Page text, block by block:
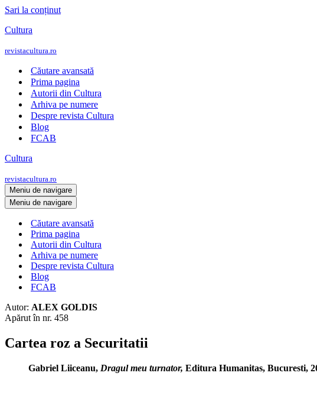
Sari la conținut
Cultura
revistacultura.ro
Căutare avansată
Prima pagina
Autorii din Cultura
Arhiva pe numere
Despre revista Cultura
Blog
FCAB
Cultura
revistacultura.ro
Meniu de navigare
Meniu de navigare
Căutare avansată
Prima pagina
Autorii din Cultura
Arhiva pe numere
Despre revista Cultura
Blog
FCAB
Autor: ALEX GOLDIS
Apărut în nr. 458
Cartea roz a Securitatii
Gabriel Liiceanu, Dragul meu turnator, Editura Humanitas, Bucuresti,